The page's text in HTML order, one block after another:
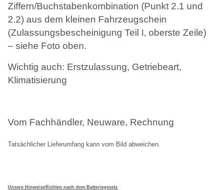
Ziffern/Buchstabenkombination (Punkt 2.1 und
2.2) aus dem kleinen Fahrzeugschein
(Zulassungsbescheinigung Teil I, oberste Zeile)
– siehe Foto oben.
Wichtig auch: Erstzulassung, Getriebeart,
Klimatisierung
Vom Fachhändler, Neuware, Rechnung
Tatsächlicher Lieferumfang kann vom Bild abweichen
Unsere Hinweispflichten nach dem Batteriegesetz